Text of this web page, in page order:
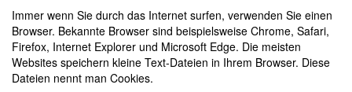
Immer wenn Sie durch das Internet surfen, verwenden Sie einen
Browser. Bekannte Browser sind beispielsweise Chrome, Safari,
Firefox, Internet Explorer und Microsoft Edge. Die meisten
Websites speichern kleine Text-Dateien in Ihrem Browser. Diese
Dateien nennt man Cookies.